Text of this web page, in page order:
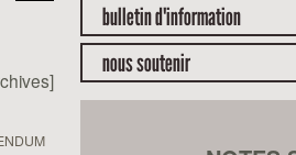
bulletin d'information
nous soutenir